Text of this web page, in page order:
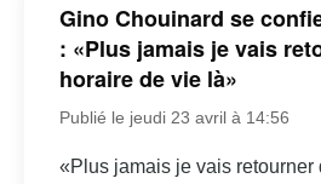
Gino Chouinard se
: «Plus jamais je vais
horaire de vie là»
Publié le jeudi 23 avril à 14:56
«Plus jamais je vais retourner